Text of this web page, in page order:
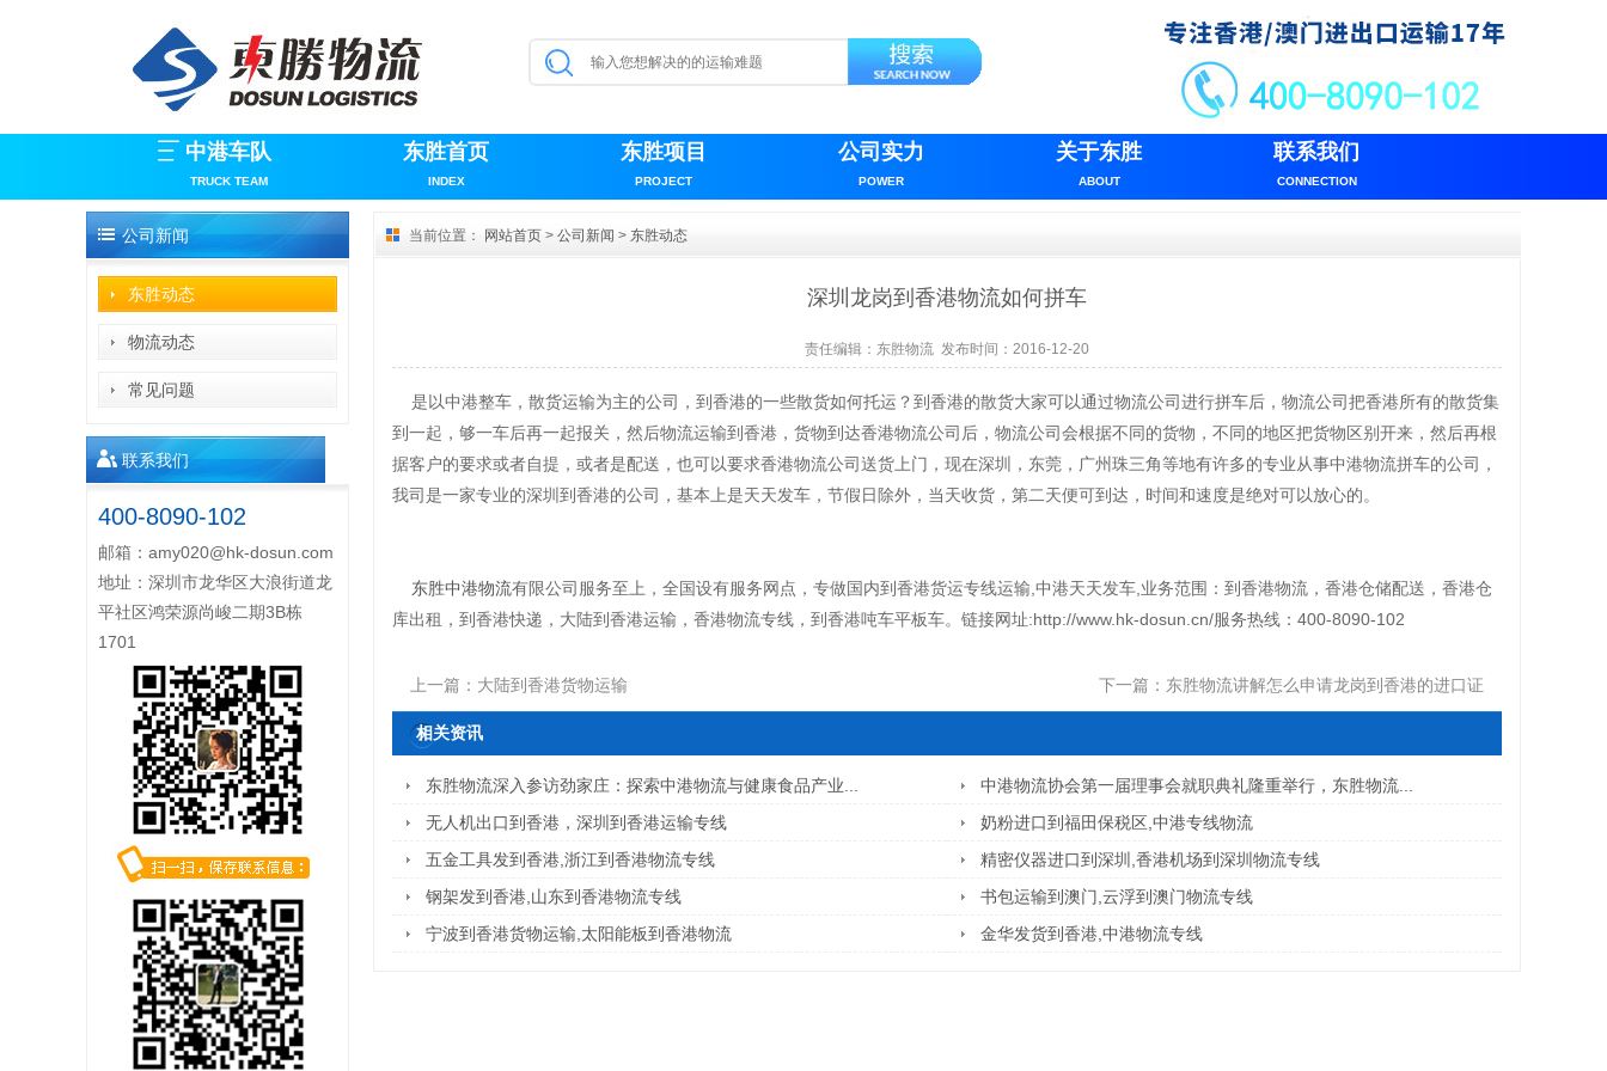
中港车队
TRUCK TEAM
东胜首页
INDEX
东胜项目
PROJECT
公司实力
POWER
关于东胜
ABOUT
联系我们
CONNECTION
公司新闻
东胜动态
物流动态
常见问题
联系我们
400-8090-102
邮箱： amy020@hk-dosun.com
地址：深圳市龙华区大浪街道龙
平社区鸿荣源尚峻二期3B栋
1701
当前位置： 网站首页 > 公司新闻 > 东胜动态
深圳龙岗到香港物流如何拼车
责任编辑： 东胜物流 发布时间：2016-12-20
是以中港整车，散货运输为主的公司，到香港的一些散货如何托运？到香港的散货大家可以通过物流公司进行拼车后，物流公司把香港所有的散货集
到一起，够一车后再一起报关，然后物流运输到香港，货物到达香港物流公司后，物流公司会根据不同的货物，不同的地区把货物区别开来，然后再根
据客户的要求或者自提，或者是配送，也可以要求香港物流公司送货上门，现在深圳，东莞，广州珠三角等地有许多的专业从事中港物流拼车的公司，
我司是一家专业的深圳到香港的公司，基本上是天天发车，节假日除外，当天收货，第二天便可到达，时间和速度是绝对可以放心的。
东胜中港物流有限公司服务至上，全国设有服务网点，专做国内到香港货运专线运输,中港天天发车,业务范围：到香港物流，香港仓储配送，香港仓
库出租，到香港快递，大陆到香港运输，香港物流专线，到香港吨车平板车。链接网址:http://www.hk-dosun.cn/服务热线：400-8090-102
上一篇： 大陆到香港货物运输 下一篇： 东胜物流讲解怎么申请龙岗到香港的进口证
相关资讯
东胜物流深入参访劲家庄：探索中港物流与健康食品产业...
中港物流协会第一届理事会就职典礼隆重举行，东胜物流...
无人机出口到香港，深圳到香港运输专线
奶粉进口到福田保税区,中港专线物流
五金工具发到香港,浙江到香港物流专线
精密仪器进口到深圳,香港机场到深圳物流专线
钢架发到香港,山东到香港物流专线
书包运输到澳门,云浮到澳门物流专线
宁波到香港货物运输,太阳能板到香港物流
金华发货到香港,中港物流专线